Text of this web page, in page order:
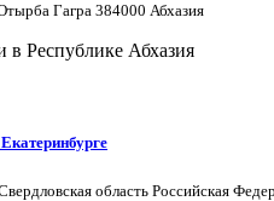
Гагра 384000 Абхазия
в Республике Абхазия
область Российская